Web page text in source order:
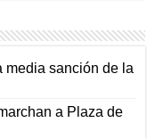
media sanción de la
a Plaza de